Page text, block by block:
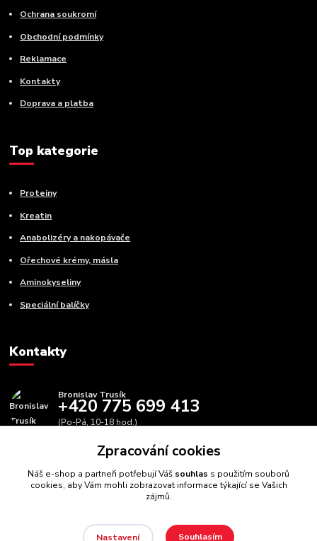
Ochrana soukromí
Obchodní podmínky
Reklamace
Kontakty
Doprava a platba
Top kategorie
Proteiny
Kreatin
Anabolizéry a nakopávače
Ořechové krémy, másla
Aminokyseliny
Speciální balíčky
Kontakty
Bronislav Trusík
+420 775 699 413
(Po-Pá, 10-18 hod.)
info@bbfitness.czZpracování cookies
Náš e-shop a partneři potřebují Váš souhlas s použitím souborů
cookies, aby Vám mohli zobrazovat informace týkající se Vašich
zájmů.
Nastavení Souhlasím